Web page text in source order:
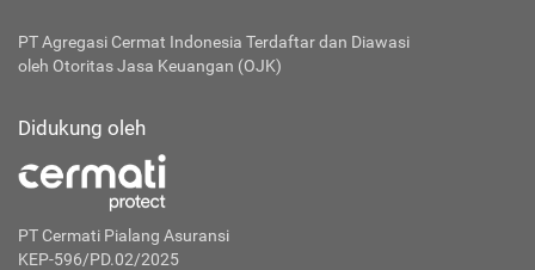
PT Agregasi Cermat Indonesia Terdaftar dan Diawasi
oleh Otoritas Jasa Keuangan (OJK)
Didukung oleh
PT Cermati Pialang Asuransi
KEP-596/PD.02/2025